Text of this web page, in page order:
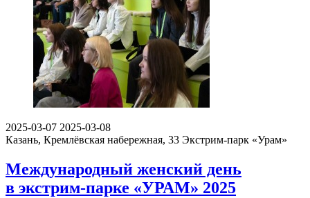
2025-03-07 2025-03-08
Казань, Кремлёвская набережная, 33 Экстрим-парк «Урам»
Международный женский день
в экстрим-парке «УРАМ» 2025